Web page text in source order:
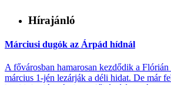
Hírajánló
Márciusi dugók az Árpád hídnál
A fővárosban hamarosan kezdődik a
március 1-jén lezárják a déli hidat. De már